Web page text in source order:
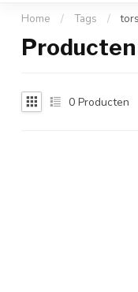
Home / Tags /
0 Producten